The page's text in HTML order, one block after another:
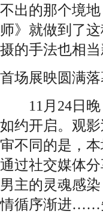
不出的那个境
师》就做到了
摄的手法也相
首场展映圆满
11月24日晚
如约开启。观
审不同的是，
通过社交媒体
男主的灵魂感
情循序渐进……